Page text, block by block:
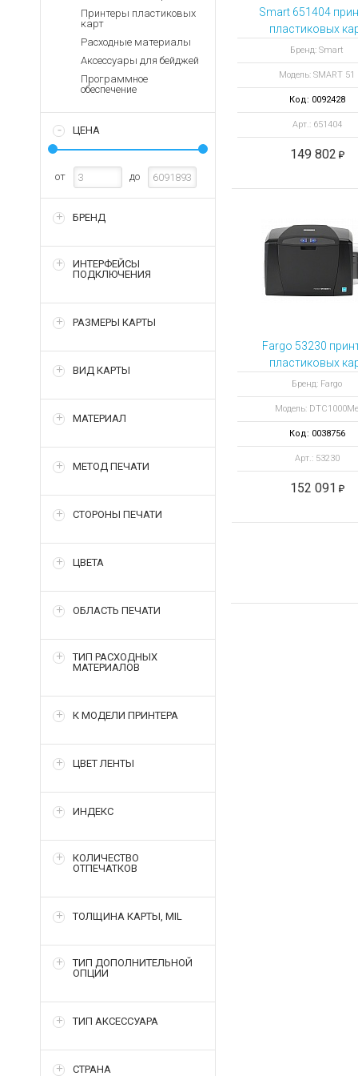
Запасные
Терминалы
оплаты
Зарядные устройства
Архивные товары
Принтеры пластиковых
карт
Расходные материалы
Аксессуары для бейджей
Программное
обеспечение
ЦЕНА
от до
БРЕНД
ИНТЕРФЕЙСЫ
ПОДКЛЮЧЕНИЯ
РАЗМЕРЫ КАРТЫ
ВИД КАРТЫ
МАТЕРИАЛ
МЕТОД ПЕЧАТИ
СТОРОНЫ ПЕЧАТИ
ЦВЕТА
ОБЛАСТЬ ПЕЧАТИ
ТИП РАСХОДНЫХ
МАТЕРИАЛОВ
К МОДЕЛИ ПРИНТЕРА
ЦВЕТ ЛЕНТЫ
ИНДЕКС
КОЛИЧЕСТВО
ОТПЕЧАТКОВ
ТОЛЩИНА КАРТЫ, MIL
ТИП ДОПОЛНИТЕЛЬНОЙ
ОПЦИИ
ТИП АКСЕССУАРА
СТРАНА
Smart 651404
пластиковых
SMART 51 Single
Ethernet USB
Бренд: Smart
Модель: SMART 51
Код: 0092428
Арт.: 651404
149 802
Fargo 53230
пластиковых
DTC1000Mе с
и кодировщиком
Бренд: Fargo
Модель: DTC1000Me
Код: 0038756
Арт.: 53230
152 091